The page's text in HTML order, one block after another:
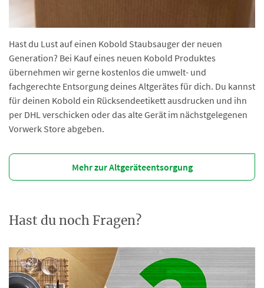
Hast du Lust auf einen Kobold Staubsauger der neuen
Generation? Bei Kauf eines neuen Kobold Produktes
übernehmen wir gerne kostenlos die umwelt- und
fachgerechte Entsorgung deines Altgerätes für dich. Du kannst
für deinen Kobold ein Rücksendeetikett ausdrucken und ihn
per DHL verschicken oder das alte Gerät im nächstgelegenen
Vorwerk Store abgeben.
Mehr zur Altgeräteentsorgung
Hast du noch Fragen?